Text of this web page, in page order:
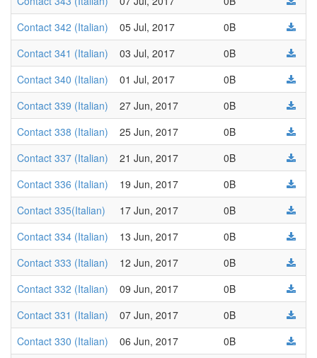
Contact 342 (Italian)
05 Jul, 2017
0B
Contact 341 (Italian)
03 Jul, 2017
0B
Contact 340 (Italian)
01 Jul, 2017
0B
Contact 339 (Italian)
27 Jun, 2017
0B
Contact 338 (Italian)
25 Jun, 2017
0B
Contact 337 (Italian)
21 Jun, 2017
0B
Contact 336 (Italian)
19 Jun, 2017
0B
Contact 335(Italian)
17 Jun, 2017
0B
Contact 334 (Italian)
13 Jun, 2017
0B
Contact 333 (Italian)
12 Jun, 2017
0B
Contact 332 (Italian)
09 Jun, 2017
0B
Contact 331 (Italian)
07 Jun, 2017
0B
Contact 330 (Italian)
06 Jun, 2017 0B